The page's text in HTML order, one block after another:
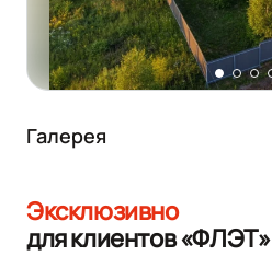
Галерея
Эксклюзивно
для клиентов «ФЛЭТ»